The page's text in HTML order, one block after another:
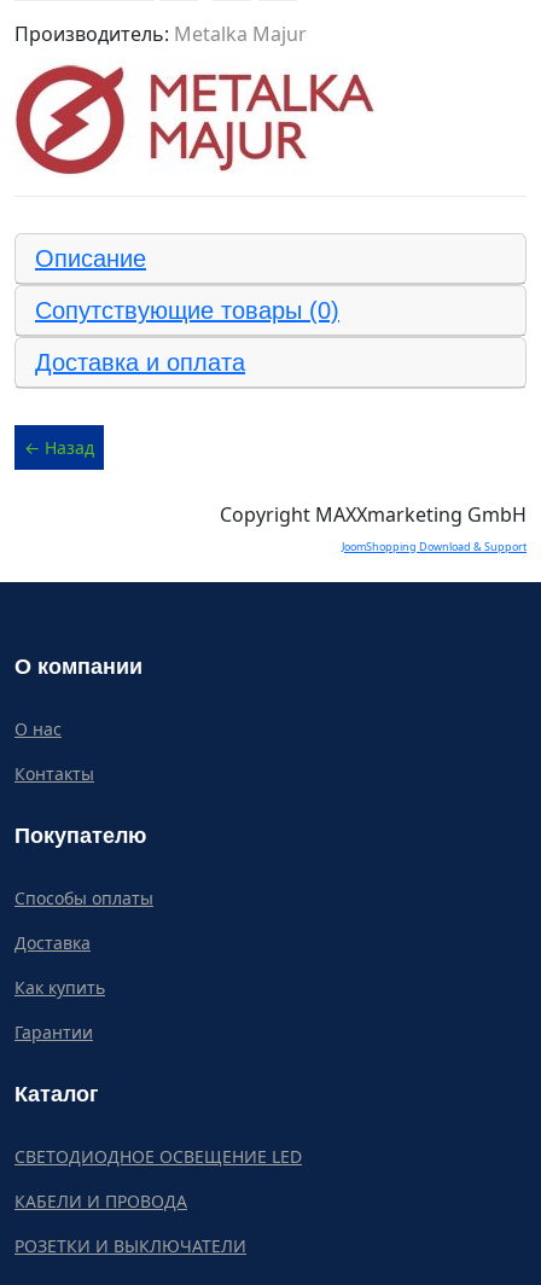
Производитель: Metalka Majur
Описание
Сопутствующие товары (0)
Доставка и оплата
Copyright MAXXmarketing GmbH
JoomShopping Download & Support
О компании
О нас
Контакты
Покупателю
Способы оплаты
Доставка
Как купить
Гарантии
Каталог
СВЕТОДИОДНОЕ ОСВЕЩЕНИЕ LED
КАБЕЛИ И ПРОВОДА
РОЗЕТКИ И ВЫКЛЮЧАТЕЛИ